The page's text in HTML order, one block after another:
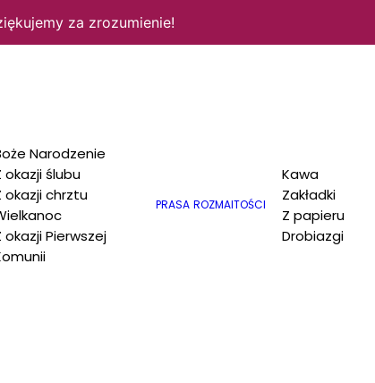
za zrozumienie!
Narodzenie
okazji ślubu
okazji chrztu
okazji Pierwszej
PRASA ROZMAITOŚCI
Kawa
Zakładki
Z papieru
Drobiazgi